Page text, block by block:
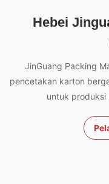
Hebei
JinGuang Packing
pencetakan karton
untuk produksi